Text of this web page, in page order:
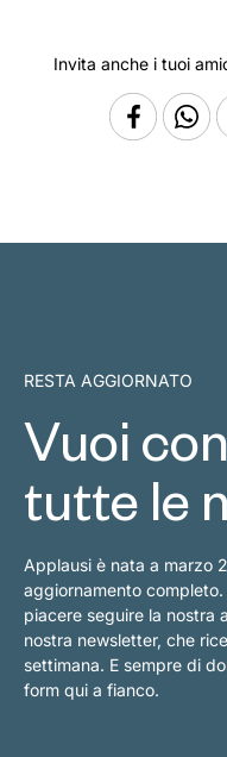
Invita anche i tuoi
RESTA AGGIORNATO
Vuoi
tutte le
Applausi è nata a marzo
aggiornamento completo.
piacere seguire la nostra
nostra newsletter, che
settimana. E sempre di
form qui a fianco.